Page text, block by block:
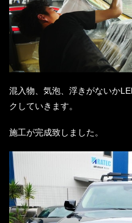
混入物、気泡、浮きがないか
クしていきます。
施工が完成致しました。